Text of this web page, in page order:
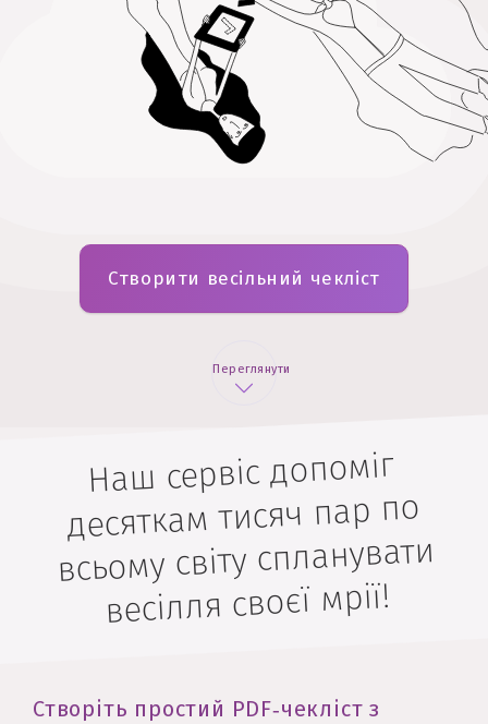
Створити весільний чекліст
Переглянути
Наш сервіс допоміг
десяткам тисяч пар по
всьому світу спланувати
весілля своєї мрії!
Створіть простий PDF‑чекліст з